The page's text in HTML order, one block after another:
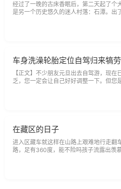
经过了一晚的古床香眠后，第二天起了个
是另一个历史悠久的迷人村落：石潭。出
况十分糟糕，几乎都是颠簸的石子路，需
车身洗澡轮胎定位自驾归来犒
【正文】不少朋友元旦出去自驾游，现
乏，您一定会让自己好好调整一下。但您
在藏区的日子
进入区藏车就这样在山路上艰难地行走翻
路，足有360度，能不险吗孩子流露出羡